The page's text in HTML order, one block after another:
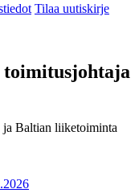
Tilaa uutiskirje
toimitusjohtaja
Baltian liiketoiminta